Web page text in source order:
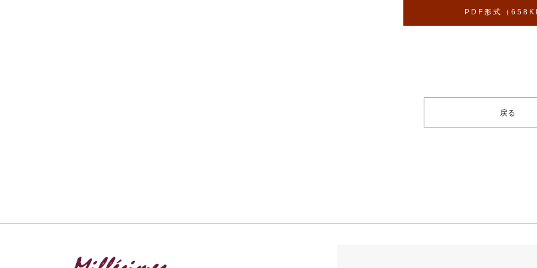
PDF形式（
戻る